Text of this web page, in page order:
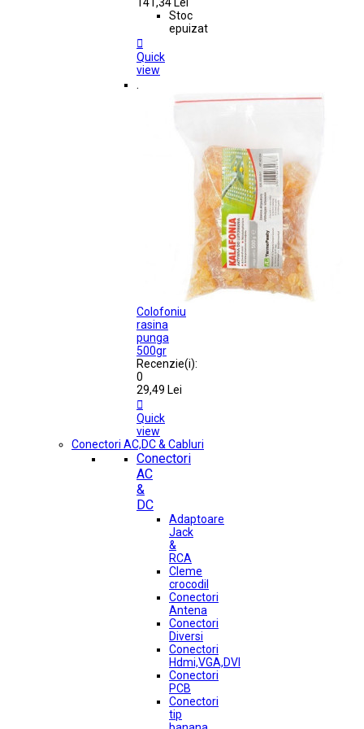
Stoc
epuizat

Quick
view
.
Colofoniu
rasina
punga
500gr
Recenzie(i):
0
29,49 Lei

Quick
view
Conectori AC,DC & Cabluri
Conectori
AC
&
DC
Adaptoare
Jack
&
RCA
Cleme
crocodil
Conectori
Antena
Conectori
Diversi
Conectori
Hdmi,VGA,DVI
Conectori
PCB
Conectori
tip